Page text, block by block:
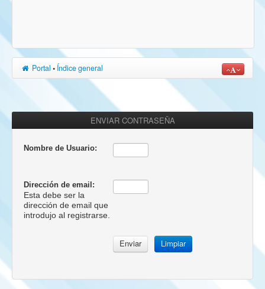
Portal • Índice general
ENVIAR CONTRASEÑA
Nombre de Usuario:
Dirección de email:
Esta debe ser la
dirección de email que
introdujo al registrarse.